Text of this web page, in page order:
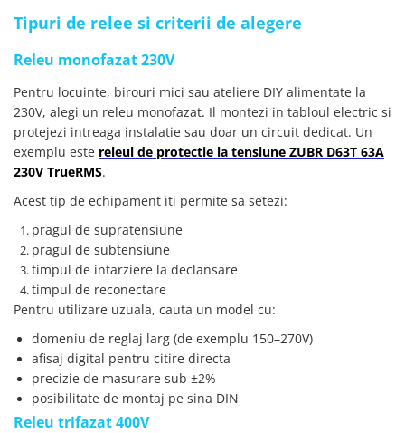
Acumulatori
Baterii
Contoare si Relee Electrice
Sigurante Automate
Sigurante Fuzibile
Sigurante Diferentiale RCBO
Protectii diferentiale RCCB
Dispozitive AFDD detectare defect
arc electric
Descarcatoare de Supratensiune
Contactoare
Blocuri de Distributie
Tablouri Electrice
Accesorii Tablouri Electrice
Stabilizatoare de Tensiune
Convertoare de Tensiune
Tipuri de relee si criterii de alegere
Releu monofazat 230V
Pentru locuinte, birouri mici sau ateliere DIY alimentate la
230V, alegi un releu monofazat. Il montezi in tabloul electric si
protejezi intreaga instalatie sau doar un circuit dedicat. Un
exemplu este releul de protectie la tensiune ZUBR D63T 63A
230V TrueRMS.
Acest tip de echipament iti permite sa setezi:
pragul de supratensiune
pragul de subtensiune
timpul de intarziere la declansare
timpul de reconectare
Pentru utilizare uzuala, cauta un model cu:
domeniu de reglaj larg (de exemplu 150–270V)
afisaj digital pentru citire directa
precizie de masurare sub ±2%
posibilitate de montaj pe sina DIN
Releu trifazat 400V